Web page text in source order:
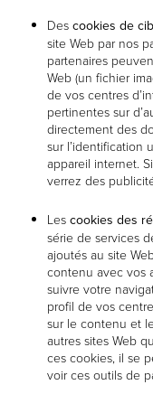
Des cookies de
site Web par nos
partenaires
Web (un fichier
de vos centres
pertinentes sur
directement des
sur l’identification
appareil internet.
verrez des
Les cookies des
série de services
ajoutés au site
contenu avec vos
suivre votre
profil de vos
sur le contenu et
autres sites Web
ces cookies, il se
voir ces outils de